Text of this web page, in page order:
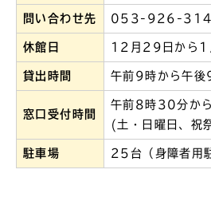
問い合わせ先 053-926-
休館日 12月29日から1
貸出時間 午前9時から午
窓口受付時間
午前8時30分か
(土・日曜日、祝
駐車場 25台（身障者用